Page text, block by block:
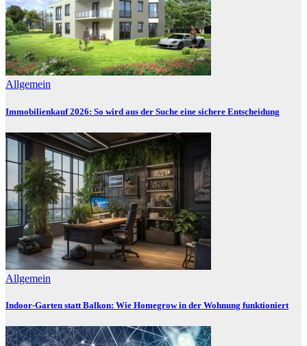
Allgemein
Immobilienkauf 2026: So wird aus der Suche eine sichere Entscheidung
Allgemein
Indoor-Garten statt Balkon: Wie Homegrow in der Wohnung funktioniert